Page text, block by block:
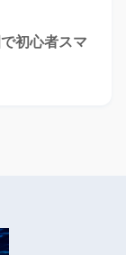
初心者スマ